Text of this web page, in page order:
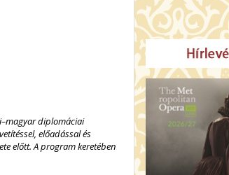
diplomáciai
előadással és
előtt. A program keretében
13:30 Díszterem
MAGYAR
14:30 Fábri
MESSZI ÉSZAK
15:00 Csortos
MOHÁCS –
15:30 Díszterem
ODÜSSZEIA (16)
16:00 Törőcsik
TALÁLKOZÁS